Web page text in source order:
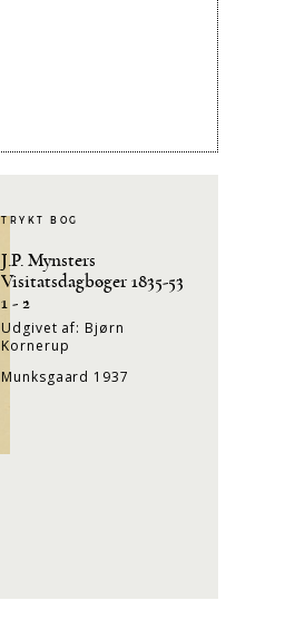
TRYKT BOG
J.P. Mynsters
Visitatsdagbøger 1835-53
1 - 2
Udgivet af: Bjørn
Kornerup
Munksgaard 1937